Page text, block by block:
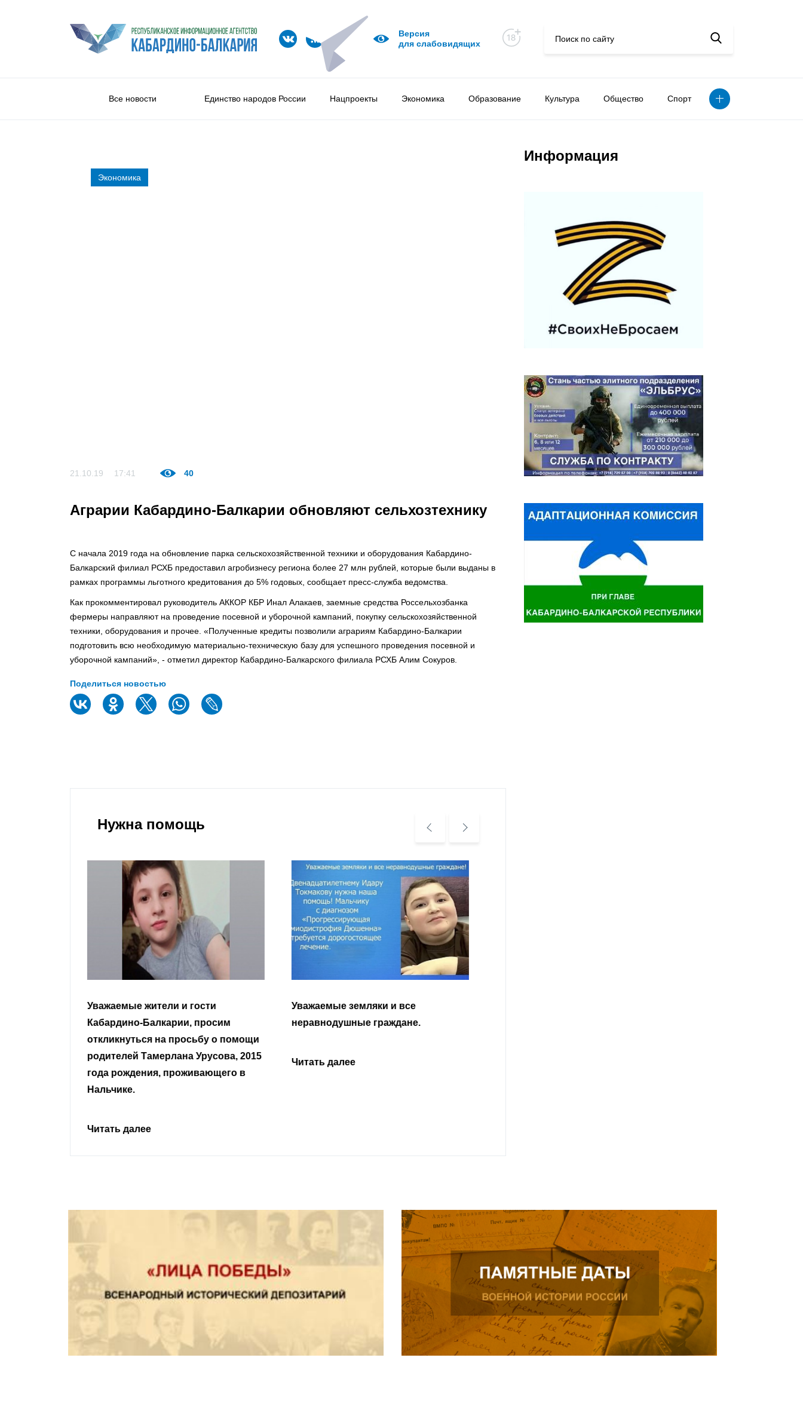
Версия
для слабовидящих
Все новости Единство народов России Нацпроекты Экономика Образование Культура Общество Спорт
Экономика
21.10.19 17:41 40
Аграрии Кабардино-Балкарии обновляют сельхозтехнику
С начала 2019 года на обновление парка сельскохозяйственной техники и оборудования Кабардино-
Балкарский филиал РСХБ предоставил агробизнесу региона более 27 млн рублей, которые были выданы в
рамках программы льготного кредитования до 5% годовых, сообщает пресс-служба ведомства.
Как прокомментировал руководитель АККОР КБР Инал Алакаев, заемные средства Россельхозбанка
фермеры направляют на проведение посевной и уборочной кампаний, покупку сельскохозяйственной
техники, оборудования и прочее. «Полученные кредиты позволили аграриям Кабардино-Балкарии
подготовить всю необходимую материально-техническую базу для успешного проведения посевной и
уборочной кампаний», - отметил директор Кабардино-Балкарского филиала РСХБ Алим Сокуров.
Поделиться новостью
Информация
Нужна помощь
Уважаемые земляки и все
неравнодушные граждане.
Читать далее
Читать далее